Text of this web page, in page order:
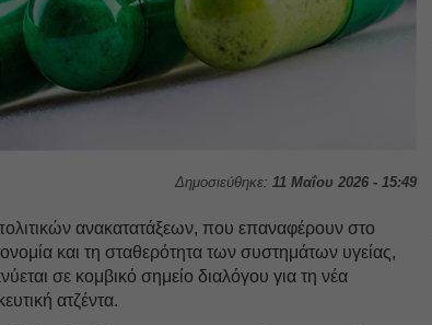
Δημοσιεύθηκε: 11 Μαΐου 2026 - 15:49
ανακατατάξεων, που επαναφέρουν στο
και τη σταθερότητα των συστημάτων υγείας,
σε κομβικό σημείο διαλόγου για τη νέα
ατζέντα.